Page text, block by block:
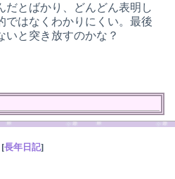
だとばかり、どんどん表明し
ではなくわかりにくい。最後
いと突き放すのかな？
[長年日記]